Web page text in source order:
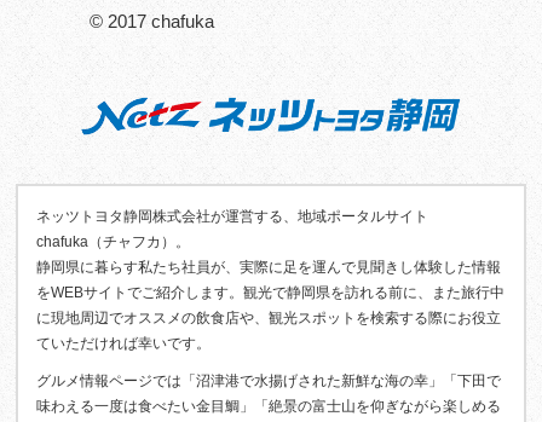
© 2017 chafuka
ネッツトヨタ静岡株式会社が運営する、地域ポータルサイト
chafuka（チャフカ）。
静岡県に暮らす私たち社員が、実際に足を運んで見聞きし体験した情報
をWEBサイトでご紹介します。観光で静岡県を訪れる前に、また旅行中
に現地周辺でオススメの飲食店や、観光スポットを検索する際にお役立
ていただければ幸いです。
グルメ情報ページでは「沼津港で水揚げされた新鮮な海の幸」「下田で
味わえる一度は食べたい金目鯛」「絶景の富士山を仰ぎながら楽しめる